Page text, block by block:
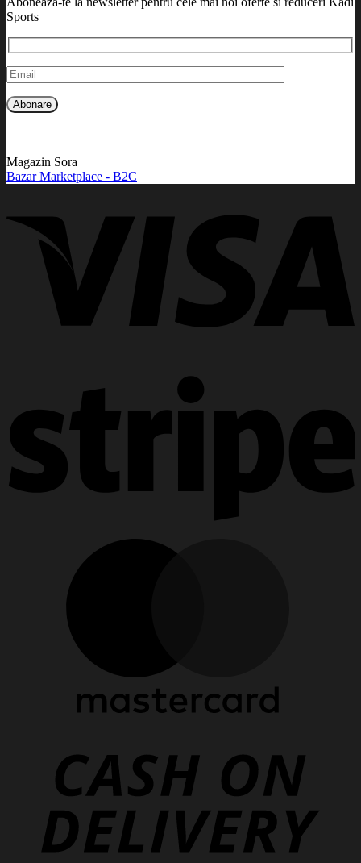
Sports
Magazin Sora
Bazar Marketplace - B2C